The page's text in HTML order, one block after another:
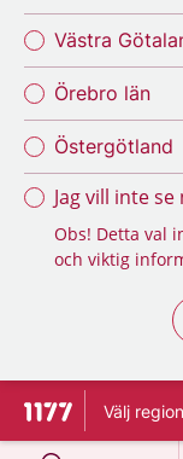
Västra
Örebro län
Östergötland
Jag vill inte
Obs! Detta val
och viktig
Till startsidan för
Välj region
på 1177.se